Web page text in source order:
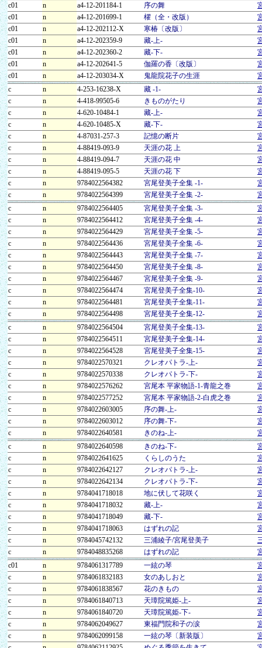
c01
n a4-12-201184-1 序の舞
c01
n a4-12-201699-1 櫂（全・改版）
c01
n a4-12-202112-X 寒椿〔改版〕
c01
n a4-12-202359-9 藏-上-
c01
n a4-12-202360-2 藏-下-
c01
n a4-12-202641-5 伽羅の香〔改版〕
c01
n a4-12-203034-X 鬼龍院花子の生涯
c
n 4-253-16238-X 藏 -1-
c
n 4-418-99505-6 きものがたり
c
n 4-620-10484-1 藏-上-
c
n 4-620-10485-X 藏-下-
c
n 4-87031-257-3 記憶の断片
c
n 4-88419-093-9 天涯の花 上
c
n 4-88419-094-7 天涯の花 中
c
n 4-88419-095-5 天涯の花 下
c
n 9784022564382 宮尾登美子全集 -1-
c
n 9784022564399 宮尾登美子全集 -2-
c
n 9784022564405 宮尾登美子全集 -3-
c
n 9784022564412 宮尾登美子全集 -4-
c
n 9784022564429 宮尾登美子全集 -5-
c
n 9784022564436 宮尾登美子全集 -6-
c
n 9784022564443 宮尾登美子全集 -7-
c
n 9784022564450 宮尾登美子全集 -8-
c
n 9784022564467 宮尾登美子全集 -9-
c
n 9784022564474 宮尾登美子全集-10-
c
n 9784022564481 宮尾登美子全集-11-
c
n 9784022564498 宮尾登美子全集-12-
c
n 9784022564504 宮尾登美子全集-13-
c
n 9784022564511 宮尾登美子全集-14-
c
n 9784022564528 宮尾登美子全集-15-
c
n 9784022570321 クレオパトラ-上-
c
n 9784022570338 クレオパトラ-下-
c
n 9784022576262 宮尾本 平家物語-1-青龍之巻
c
n 9784022577252 宮尾本 平家物語-2-白虎之巻
c
n 9784022603005 序の舞-上-
c
n 9784022603012 序の舞-下-
c
n 9784022640581 きのね-上-
c
n 9784022640598 きのね-下-
c
n 9784022641625 くらしのうた
c
n 9784022642127 クレオパトラ-上-
c
n 9784022642134 クレオパトラ-下-
c
n 9784041718018 地に伏して花咲く
c
n 9784041718032 藏-上-
c
n 9784041718049 藏-下-
c
n 9784041718063 はずれの記
c
n 9784045742132 三浦綾子/宮尾登美子
c
n 9784048835268 はずれの記
c01
n 9784061317789 一絃の琴
c
n 9784061832183 女のあしおと
c
n 9784061838567 花のきもの
c
n 9784061840713 天璋院篤姫-上-
c
n 9784061840720 天璋院篤姫-下-
c
n 9784062049627 東福門院和子の涙
c
n 9784062099158 一絃の琴〔新装版〕